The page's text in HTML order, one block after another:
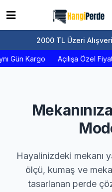
2000 TL Üzeri
Kargo Açılışa Özel Fiyatlar
Hayalinizdeki mekanı
ölçü, kumaş ve
tasarlanan perde